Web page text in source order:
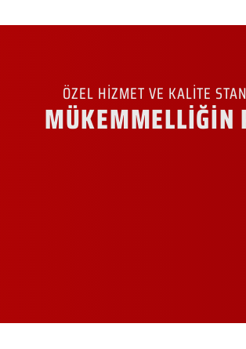
ÖZEL HİZMET VE KALİTE
MÜKEMMELLİĞİN